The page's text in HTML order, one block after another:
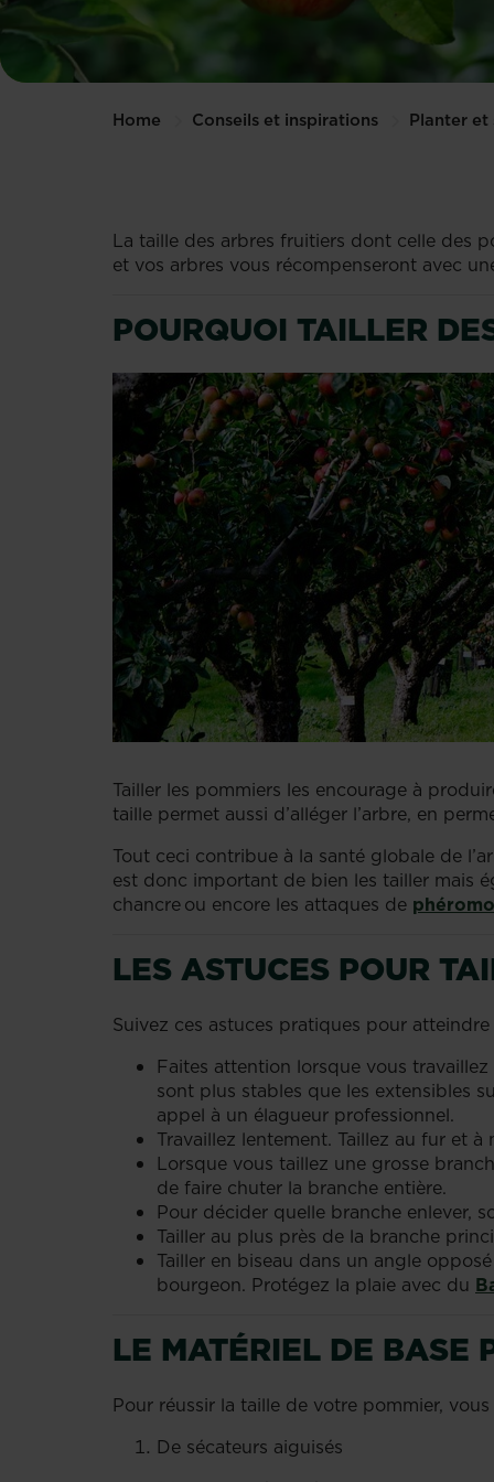
Home Conseils et inspirations Planter et
La taille des arbres fruitiers dont celle des
et vos arbres vous récompenseront avec
POURQUOI TAILLER
Tailler les pommiers les encourage à
taille permet aussi d’alléger l’arbre, en
Tout ceci contribue à la santé globale de
est donc important de bien les tailler mais
chancre ou encore les attaques de
LES ASTUCES POUR
Suivez ces astuces pratiques pour
Faites attention lorsque vous
sont plus stables que les extensibles
appel à un élagueur professionnel.
Travaillez lentement. Taillez au fur et
Lorsque vous taillez une grosse
de faire chuter la branche entière.
Pour décider quelle branche enlever,
Tailler au plus près de la branche
Tailler en biseau dans un angle
bourgeon. Protégez la plaie avec du
LE MATÉRIEL DE BASE
Pour réussir la taille de votre pommier, vous
De sécateurs aiguisés